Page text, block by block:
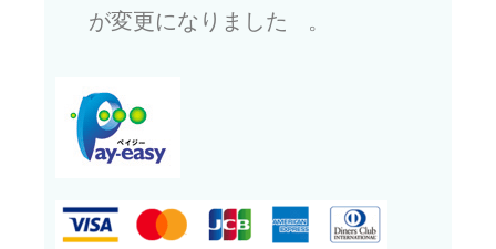
が変更になりました 。